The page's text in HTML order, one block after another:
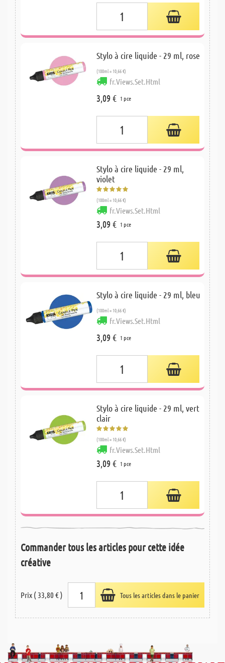
Stylo à cire liquide - 29 ml, rose
(100ml = 10,66 €)
fr.Views.Set.Html
3,09 € 1 pce
Stylo à cire liquide - 29 ml,
violet
(100ml = 10,66 €)
fr.Views.Set.Html
3,09 € 1 pce
Stylo à cire liquide - 29 ml, bleu
(100ml = 10,66 €)
fr.Views.Set.Html
3,09 € 1 pce
Stylo à cire liquide - 29 ml, vert
clair
(100ml = 10,66 €)
fr.Views.Set.Html
3,09 € 1 pce
Commander tous les articles pour cette idée
créative
Prix ( 33,80 € ) Tous les articles dans le panier